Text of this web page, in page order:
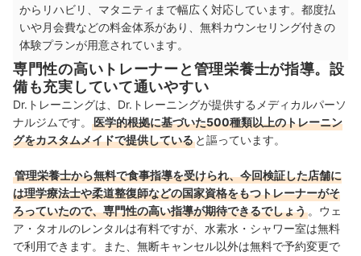
からリハビリ、マタニティまで幅広く対応しています。都度払
いや月会費などの料金体系があり、無料カウンセリング付きの
体験プランが用意されています。
専門性の高いトレーナーと管理栄養士が指導。設
備も充実していて通いやすい
Dr.トレーニングは、Dr.トレーニングが提供するメディカルパーソ
ナルジムです。
医学的根拠に基づいた500種類以上のトレーニン
グをカスタムメイドで提供している と謳っています。
管理栄養士から無料で食事指導を受けられ、今回検証した店舗に
は理学療法士や柔道整復師などの国家資格をもつトレーナーがそ
ろっていたので、専門性の高い指導が期待できるでしょう。ウェ
ア・タオルのレンタルは有料ですが、水素水・シャワー室は無料
で利用できます。また、無断キャンセル以外は無料で予約変更で